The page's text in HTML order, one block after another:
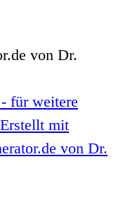
von Dr.
für weitere
mit
von Dr.